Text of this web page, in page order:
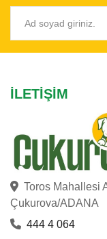
İLETIŞIM
Toros Mahallesi
Çukurova/ADANA
444 4 064